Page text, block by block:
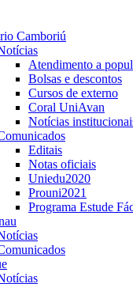
Camboriú
Atendimento a
Bolsas e descontos
Cursos de externo
Coral UniAvan
Notícias
Editais
Notas oficiais
Uniedu2020
Prouni2021
Programa Estude